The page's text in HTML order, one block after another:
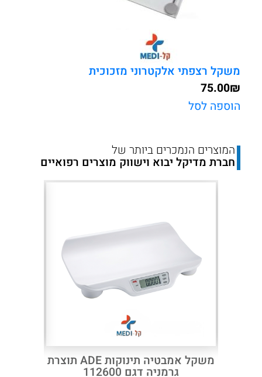
משקל רצפתי אלקטרוני מזכוכית
₪
75.00
הוספה לסל
המוצרים הנמכרים ביותר של
חברת מדיקל יבוא וישווק מוצרים רפואיים
Previous
משקל אמבטיה תינוקות ADE תוצרת
גרמניה דגם 112600